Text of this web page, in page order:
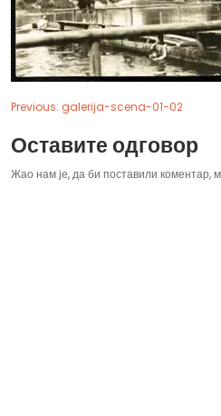
Previous: galerija-scena-01-02
Оставите одговор
Жао нам је, да би поставили коментар,